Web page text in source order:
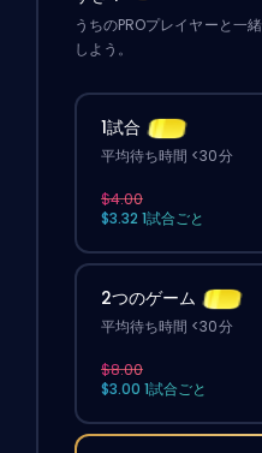
うちのPROプレイヤーと一
しよう。
1試合
平均待ち時間 <30分
$4.00
$3.32 1試合ごと
2つのゲーム
平均待ち時間 <30分
$8.00
$3.00 1試合ごと